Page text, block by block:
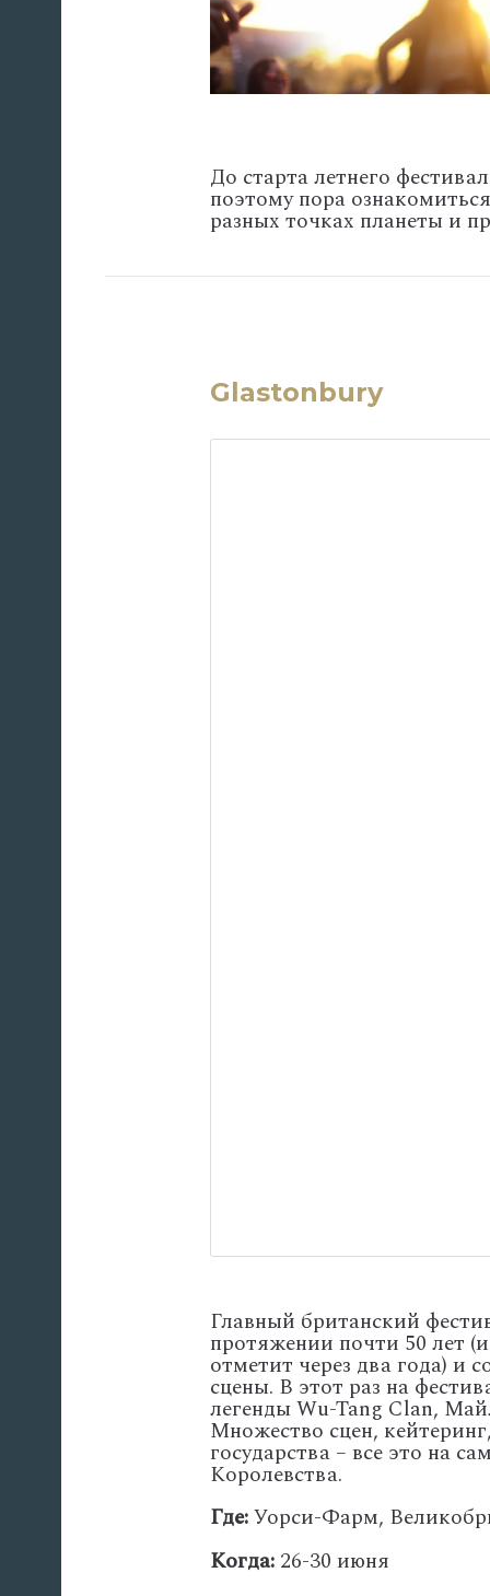
До старта летнего
поэтому пора
разных точках планеты и
Glastonbury
Главный британский
протяжении почти 50 лет
отметит через два года) и
сцены. В этот раз на
легенды Wu-Tang Clan,
Множество сцен,
государства – все это на
Королевства.
Где:Уорси-Фарм,
Когда: 26-30 июня